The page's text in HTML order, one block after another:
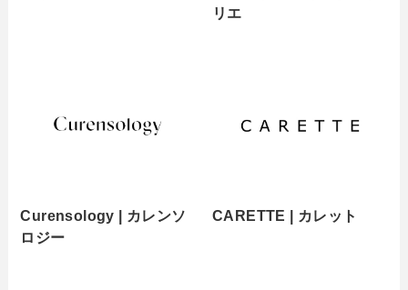
リエ
Curensology | カレンソ
ロジー
CARETTE | カレット